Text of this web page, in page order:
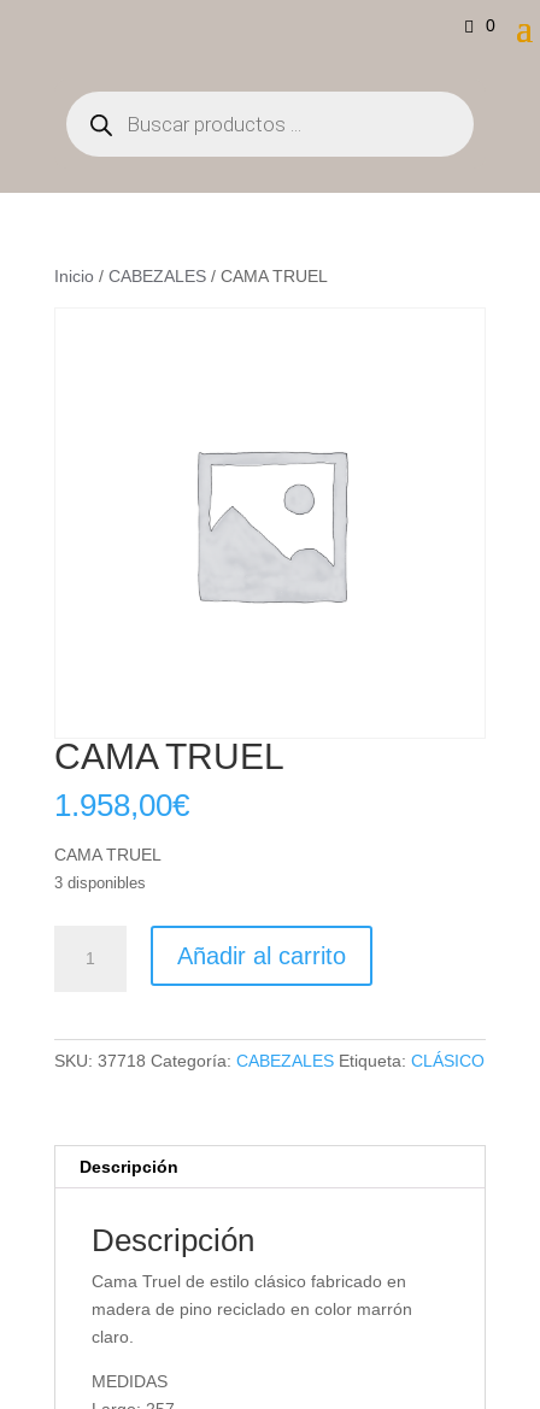
0
Búsqueda
de
productos
Inicio/ CABEZALES/ CAMA TRUEL
CAMA TRUEL
1.958,00€
CAMA TRUEL
3 disponibles
TRUEL
Añadir al carrito
SKU: 37718 Categoría: CABEZALES Etiqueta: CLÁSICO
Descripción
Descripción
Cama Truel de estilo clásico fabricado en
madera de pino reciclado en color marrón
claro.
MEDIDAS